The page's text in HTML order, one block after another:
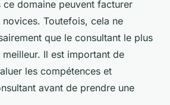
domaine peuvent facturer
Toutefois, cela ne
que le consultant le plus
Il est important de
les compétences et
avant de prendre une